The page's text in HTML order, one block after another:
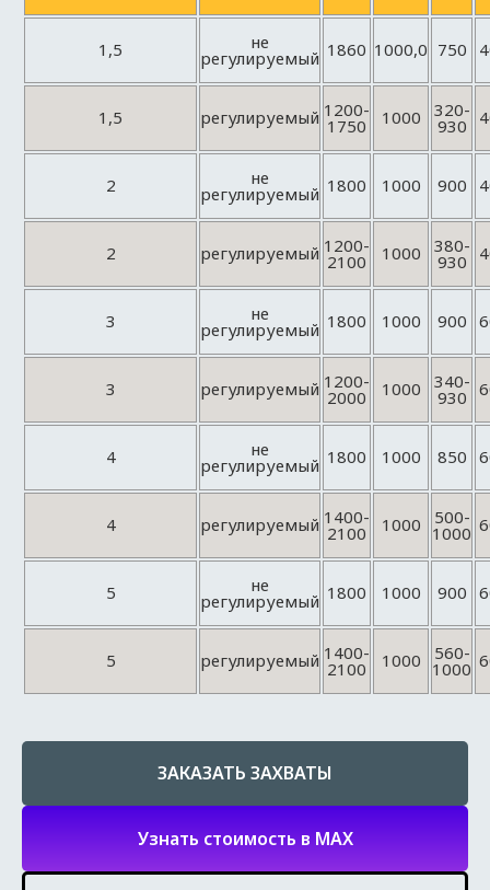
1,5 не
регулируемый 1860 1000,0 750
1,5 регулируемый 1200-
1750 1000 320-
930
2 не
регулируемый 1800 1000 900
2 регулируемый 1200-
2100 1000 380-
930
3 не
регулируемый 1800 1000 900
3 регулируемый 1200-
2000 1000 340-
930
4 не
регулируемый 1800 1000 850
4 регулируемый 1400-
2100 1000 500-
1000
5 не
регулируемый 1800 1000 900
5 регулируемый 1400-
2100 1000 560-
1000
ЗАКАЗАТЬ ЗАХВАТЫ
Узнать стоимость в MAX